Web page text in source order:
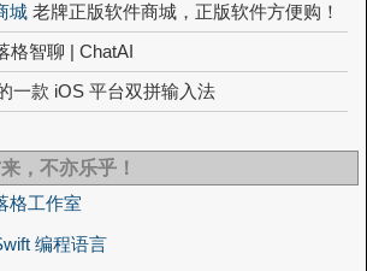
城 老牌正版软件商城，正版软件方便购！
格智聊 | ChatAI
一款 iOS 平台双拼输入法
，不亦乐乎！
格工作室
编程语言